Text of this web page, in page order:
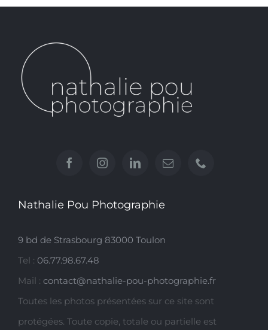
Nathalie Pou Photographie
9 bd de Strasbourg 83000 Toulon
Tel : 06.77.98.67.48
Mail : contact@nathalie-pou-photographie.fr
Toutes les photos présentées sur ce site sont
protégées. Toute copie, totale ou partielle est